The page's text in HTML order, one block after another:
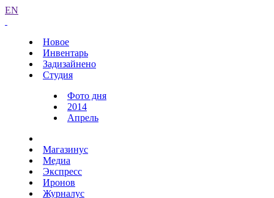
EN
Новое
Инвентарь
Задизайнено
Студия
Фото дня
2014
Апрель
Магазинус
Медиа
Экспресс
Иронов
Журналус